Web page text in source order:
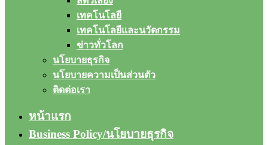
เทคโนโลยี
เทคโนโลยีและนวัตกรรม
ข่าวทั่วโลก
นโยบายธุรกิจ
นโยบายความเป็นส่วนตัว
ติดต่อเรา
หน้าแรก
Business Policy/นโยบายธุรกิจ